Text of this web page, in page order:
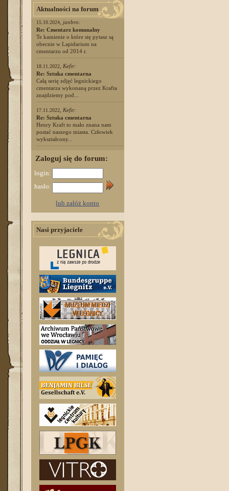
Aktualności na forum
15.10.2024, janbro:
Re: Cmentarz komunalny
Te kamienie o które się pytasz są
obecnie w Lapidarium na
cmentarzu od 2014 r.
18.11.2022, Kefir:
Re: Sztuka cmentarna
Całą serię zdjęć legnickiego
cmentarza wykonaną przez Krafta
znajdziemy pod...
17.11.2022, Kefir:
Re: Sztuka cmentarna
Henry Kraft to mało znana nam
postać naszego miasta. Człowiek
wykształcony...
Zaloguj się do forum:
login:
hasło:
lub załóż konto
Nasi przyjaciele